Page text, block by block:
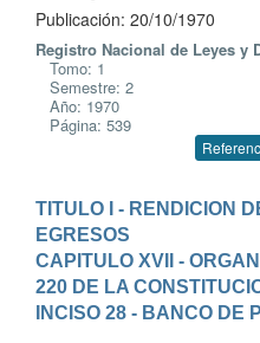
Publicación: 20/10/1970
Registro Nacional de Leyes y
Tomo: 1
Semestre: 2
Año: 1970
Página: 539
TITULO I - RENDICION
EGRESOS
CAPITULO XVII -
220 DE LA
INCISO 28 - BANCO DE